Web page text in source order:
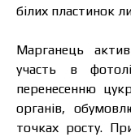
білих пластинок
Марганець
участь в
перенесенню
органів,
точках росту.